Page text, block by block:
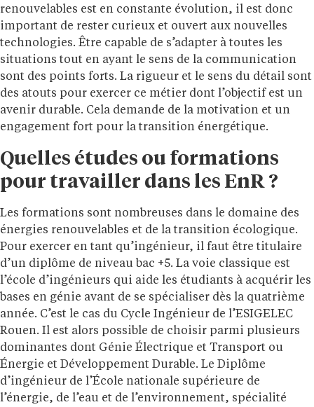
renouvelables est en constante évolution, il est donc
important de rester curieux et ouvert aux nouvelles
technologies. Être capable de s’adapter à toutes les
situations tout en ayant le sens de la communication
sont des points forts. La rigueur et le sens du détail sont
des atouts pour exercer ce métier dont l’objectif est un
avenir durable. Cela demande de la motivation et un
engagement fort pour la transition énergétique.
Quelles études ou formations
pour travailler dans les EnR ?
Les formations sont nombreuses dans le domaine des
énergies renouvelables et de la transition écologique.
Pour exercer en tant qu’ingénieur, il faut être titulaire
d’un diplôme de niveau bac +5. La voie classique est
l’école d’ingénieurs qui aide les étudiants à acquérir les
bases en génie avant de se spécialiser dès la quatrième
année. C’est le cas du Cycle Ingénieur de l’ESIGELEC
Rouen. Il est alors possible de choisir parmi plusieurs
dominantes dont Génie Électrique et Transport ou
Énergie et Développement Durable. Le Diplôme
d’ingénieur de l’École nationale supérieure de
l’énergie, de l’eau et de l’environnement, spécialité